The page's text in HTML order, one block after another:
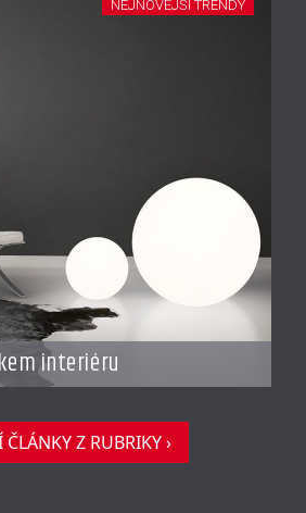
interiéru
NEJNOVĚJŠÍ TRENDY
ČLÁNKY Z RUBRIKY ›